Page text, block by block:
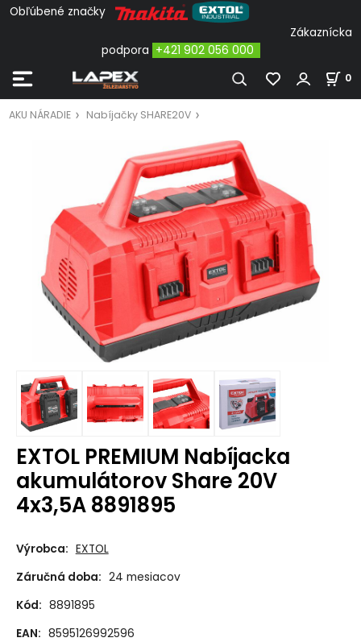
Obľúbené značky
Zákaznícka
podpora +421 902 056 000
0
AKU NÁRADIE Nabíjačky SHARE20V
EXTOL PREMIUM Nabíjacka
akumulátorov Share 20V
4x3,5A 8891895
Výrobca: EXTOL
Záručná doba: 24 mesiacov
Kód: 8891895
EAN: 8595126992596